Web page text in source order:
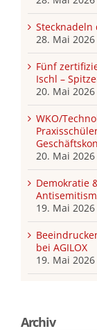
28. Mai 2026
Fünf
Ischl –
20. Mai 2026
WKO/
20. Mai 2026
Demokratie
19. Mai 2026
bei AGILOX
19. Mai 2026
Archiv